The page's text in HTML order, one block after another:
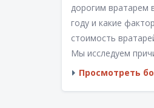
дорогим вратарем
году и какие
стоимость
Мы исследуем
стремительного
Просмотреть